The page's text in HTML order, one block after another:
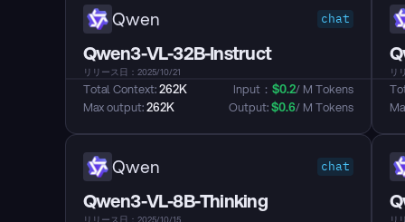
Qwen chat
Qwen3-VL-32B-Instruct
リリース日：2025/10/21
Total Context: 262K
Max output: 262K
Input： $0.2/ M Tokens
Output: $0.6/ M Tokens
リ
Qwen chat
Qwen3-VL-8B-Thinking
リリース日：2025/10/15 リ